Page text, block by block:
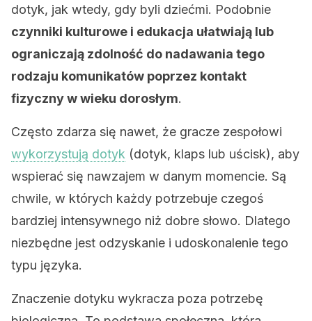
dotyk, jak wtedy, gdy byli dziećmi. Podobnie
czynniki kulturowe i edukacja ułatwiają lub
ograniczają zdolność do nadawania tego
rodzaju komunikatów poprzez kontakt
fizyczny w wieku dorosłym.
Często zdarza się nawet, że gracze zespołowi
wykorzystują dotyk (dotyk, klaps lub uścisk), aby
wspierać się nawzajem w danym momencie. Są
chwile, w których każdy potrzebuje czegoś
bardziej intensywnego niż dobre słowo. Dlatego
niezbędne jest odzyskanie i udoskonalenie tego
typu języka.
Znaczenie dotyku wykracza poza potrzebę